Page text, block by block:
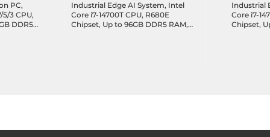
PC,
3 CPU,
DDR5
Industrial Edge AI System, Intel
Core i7-14700T CPU, R680E
Chipset, Up to 96GB DDR5 RAM,
Industrial
Core i7-
Chipset,